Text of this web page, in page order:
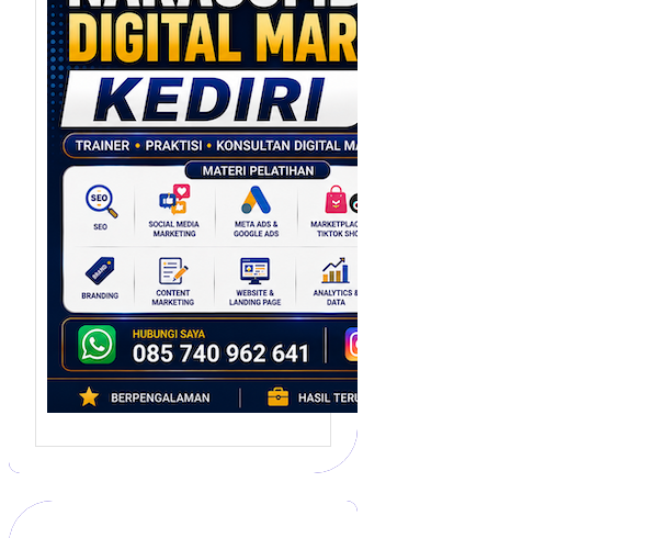
Narasumber
Digital Marketing
Kediri: Membangun
Strategi
Pemasaran
Berbasis Data
untuk Bisnis yang
Bertumbuh
Digital marketing telah
mengubah cara bisnis
berkembang. Dulu,
promosi banyak…